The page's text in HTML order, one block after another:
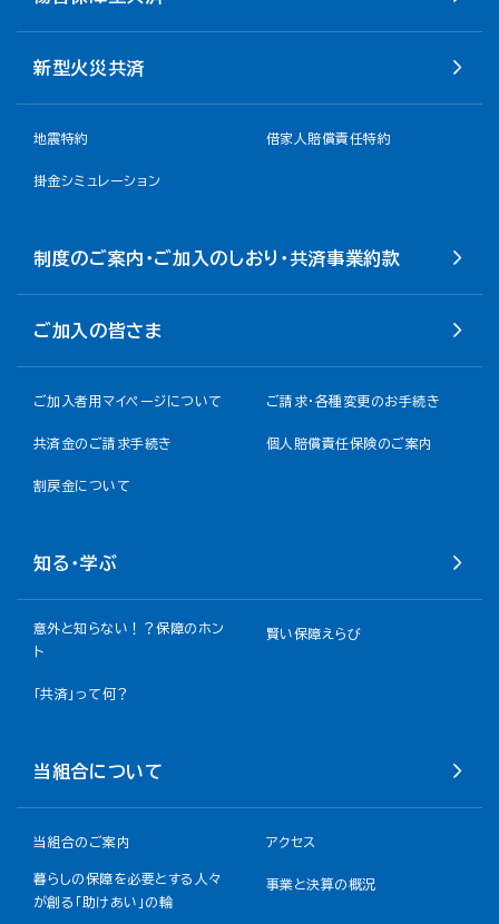
新型火災共済
地震特約 借家人賠償責任特約
掛金シミュレーション
制度のご案内・ご加入のしおり・共済事業約款
ご加入の皆さま
ご加入者用マイページについて ご請求・各種変更のお手続き
共済金のご請求手続き 個人賠償責任保険のご案内
割戻金について​
知る・学ぶ
意外と知らない！？保障のホン
ト
賢い保障えらび
「共済」って何？
当組合について
当組合のご案内 アクセス
暮らしの保障を必要とする人々
が創る「助けあい」の輪
事業と決算の概況